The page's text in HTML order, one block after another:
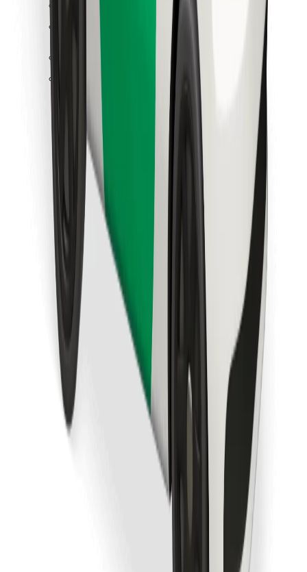
Jízda za pár minut!
Stáhněte si aplikaci Bolt
Stáhněte si aplikaci Bolt Food